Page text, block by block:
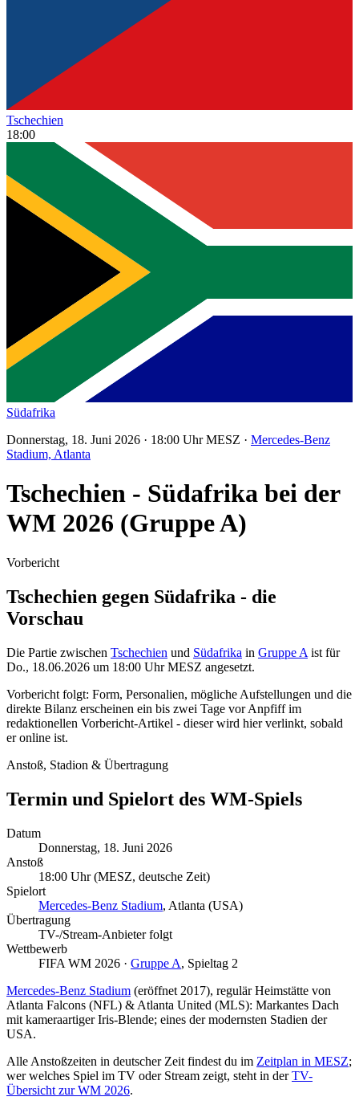
Tschechien
18:00
Südafrika
Donnerstag, 18. Juni 2026 · 18:00 Uhr MESZ · Mercedes-Benz
Stadium, Atlanta
Tschechien - Südafrika bei der
WM 2026 (Gruppe A)
Vorbericht
Tschechien gegen Südafrika - die
Vorschau
Die Partie zwischen Tschechien und Südafrika in Gruppe A ist für
Do., 18.06.2026 um 18:00 Uhr MESZ angesetzt.
Vorbericht folgt: Form, Personalien, mögliche Aufstellungen und die
direkte Bilanz erscheinen ein bis zwei Tage vor Anpfiff im
redaktionellen Vorbericht-Artikel - dieser wird hier verlinkt, sobald
er online ist.
Anstoß, Stadion & Übertragung
Termin und Spielort des WM-Spiels
Datum
Donnerstag, 18. Juni 2026
Anstoß
18:00 Uhr(MESZ, deutsche Zeit)
Spielort
Mercedes-Benz Stadium, Atlanta (USA)
Übertragung
TV-/Stream-Anbieter folgt
Wettbewerb
FIFA WM 2026 · Gruppe A, Spieltag 2
Mercedes-Benz Stadium (eröffnet 2017), regulär Heimstätte von
Atlanta Falcons (NFL) & Atlanta United (MLS): Markantes Dach
mit kameraartiger Iris-Blende; eines der modernsten Stadien der
USA.
Alle Anstoßzeiten in deutscher Zeit findest du im Zeitplan in MESZ;
wer welches Spiel im TV oder Stream zeigt, steht in derTV-
Übersicht zur WM 2026.